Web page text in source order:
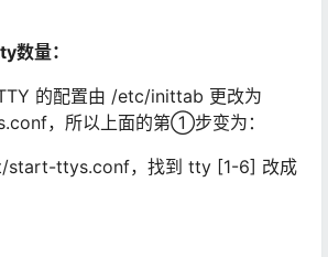
数量：
的配置由 /etc/inittab 更改为
，所以上面的第①步变为：
ttys.conf，找到 tty [1-6] 改成